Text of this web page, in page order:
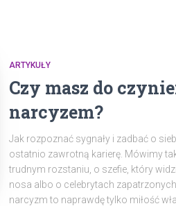
ARTYKUŁY
Czy masz do
narcyzem?
Jak rozpoznać sygnały i zadbać o
ostatnio zawrotną karierę. Mówimy
trudnym rozstaniu, o szefie, który
nosa albo o celebrytach
narcyzm to naprawdę tylko miłość